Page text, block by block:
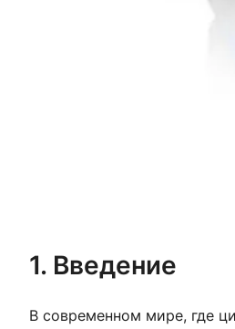
1. Введение
В современном мире, где